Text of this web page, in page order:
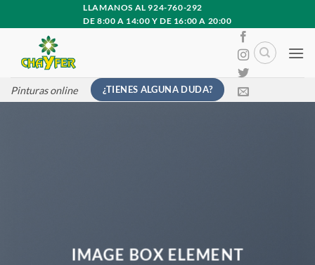
al
contenido
LLAMANOS AL 924-760-292
DE 8:00 A 14:00 Y DE 16:00 A 20:00
Pinturas online ¿TIENES ALGUNA DUDA?
IMAGE BOX ELEMENT